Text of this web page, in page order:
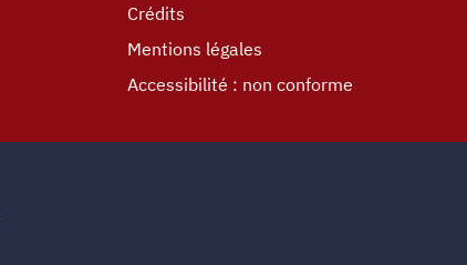
Crédits
Mentions légales
Accessibilité : non conforme